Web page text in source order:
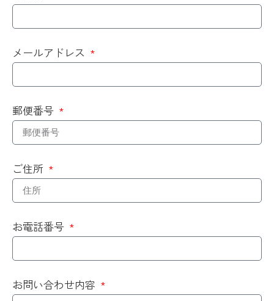
メールアドレス
郵便番号
ご住所
お電話番号
お問い合わせ内容